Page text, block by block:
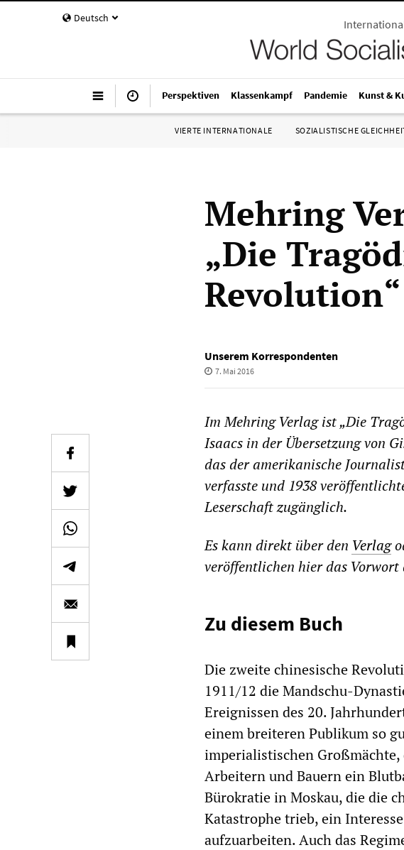
Deutsch
Perspektiven Klassenkampf Pandemie Kunst &
VIERTE INTERNATIONALE SOZIALISTISCHE
Mehring
„Die
Unserem Korrespondenten
7. Mai 2016
ImMehring Verlagist „Die
Isaacs in der Übersetzung von
das der amerikanische
verfasste und 1938
Leserschaft zugänglich.
Es kann direkt über den Verlag
veröffentlichen hier das Vorwort
Zu diesem Buch
Die zweite chinesische
1911/12 die Mandschu-
Ereignissen des 20.
einem breiteren Publikum so
imperialistischen
Arbeitern und Bauern ein
Bürokratie in Moskau, die die
Katastrophe trieb, ein
aufzuarbeiten. Auch das